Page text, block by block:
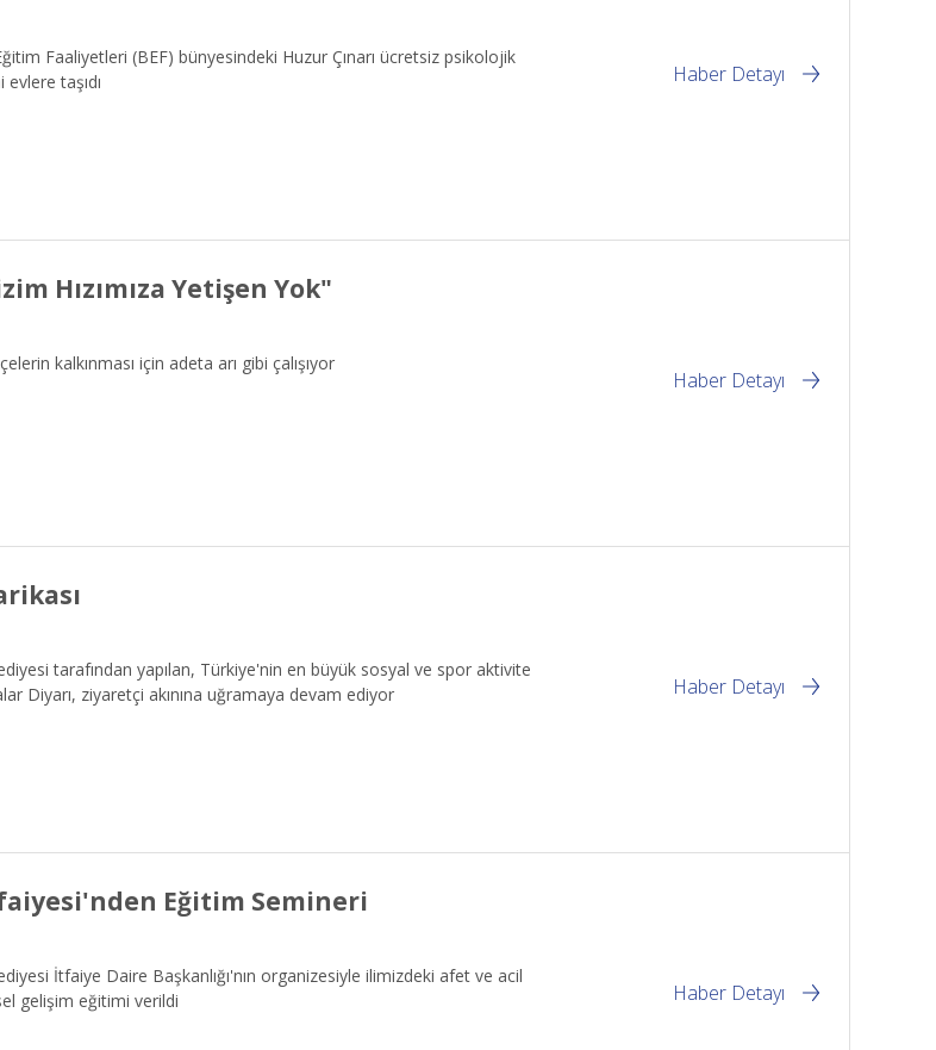
Faaliyetleri (BEF) bünyesindeki Huzur Çınarı ücretsiz psikolojik
taşıdı
Haber Detayı
Hızımıza Yetişen Yok"
kalkınması için adeta arı gibi çalışıyor
Haber Detayı
tarafından yapılan, Türkiye'nin en büyük sosyal ve spor aktivite
Diyarı, ziyaretçi akınına uğramaya devam ediyor
Haber Detayı
Eğitim Semineri
İtfaiye Daire Başkanlığı'nın organizesiyle ilimizdeki afet ve acil
gelişim eğitimi verildi
Haber Detayı